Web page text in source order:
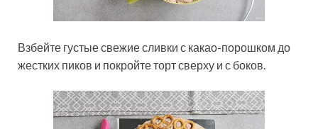
Взбейте густые свежие сливки с какао-порошком до
жестких пиков и покройте торт сверху и с боков.